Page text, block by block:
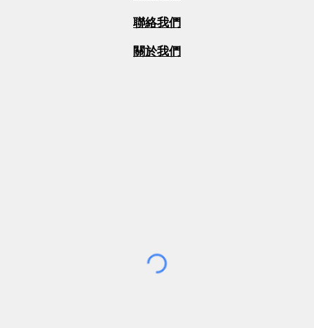
聯絡我們
關於我們